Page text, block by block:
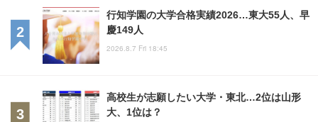
行知学園の大学合格実績2026…東大55人、早
慶149人
2026.8.7 Fri 18:45
高校生が志願したい大学・東北…2位は山形
大、1位は？